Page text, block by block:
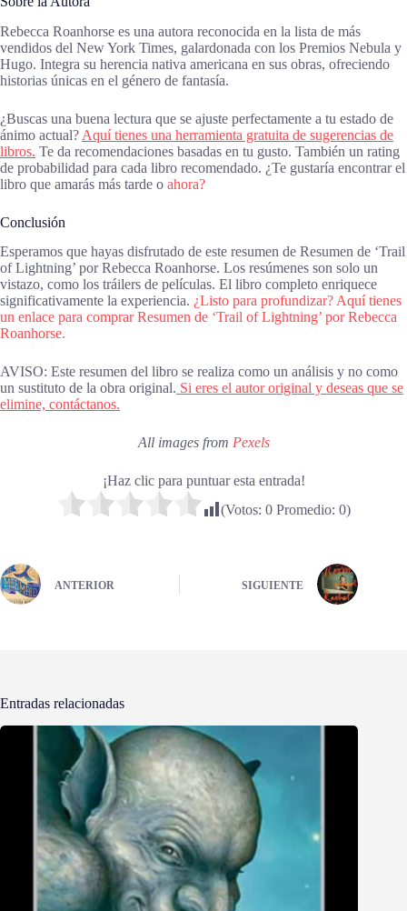
Rebecca Roanhorse es una autora reconocida en la lista de más
vendidos del New York Times, galardonada con los Premios Nebula y
Hugo. Integra su herencia nativa americana en sus obras, ofreciendo
historias únicas en el género de fantasía.
¿Buscas una buena lectura que se ajuste perfectamente a tu estado de
ánimo actual? Aquí tienes una herramienta gratuita de sugerencias de
libros. Te da recomendaciones basadas en tu gusto. También un rating
de probabilidad para cada libro recomendado. ¿Te gustaría encontrar el
libro que amarás más tarde o ahora?
Conclusión
Esperamos que hayas disfrutado de este resumen de Resumen de ‘Trail
of Lightning’ por Rebecca Roanhorse. Los resúmenes son solo un
vistazo, como los tráilers de películas. El libro completo enriquece
significativamente la experiencia. ¿Listo para profundizar? Aquí tienes
un enlace para comprar Resumen de ‘Trail of Lightning’ por Rebecca
Roanhorse.
AVISO: Este resumen del libro se realiza como un análisis y no como
un sustituto de la obra original. Si eres el autor original y deseas que se
elimine, contáctanos.
All images from Pexels
¡Haz clic para puntuar esta entrada!
(Votos: 0Promedio: 0)
ANTERIOR SIGUIENTE
Entradas relacionadas